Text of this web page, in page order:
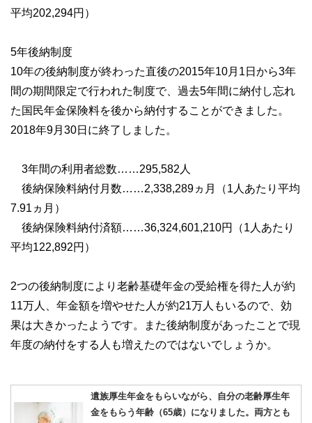
平均202,294円）
5年後納制度
10年の後納制度が終わった直後の2015年10月1日から3年
間の期間限定で行われた制度で、過去5年間に納付し忘れ
た国民年金保険料を後から納付することができました。
2018年9月30日に終了しました。
3年間の利用者総数……295,582人
後納保険料納付月数……2,338,289ヵ月（1人あたり平均
7.91ヵ月）
後納保険料納付済額……36,324,601,210円（1人あたり
平均122,892円）
2つの後納制度により老齢基礎年金の受給権を得た人が約
11万人、年金額を増やせた人が約21万人もいるので、効
果は大きかったようです。また後納制度があったことで現
年度の納付をする人も増えたのではないでしょうか。
遺族厚生年金をもらいながら、自分の老齢厚生年
金をもらう年齢（65歳）になりました。両方とも